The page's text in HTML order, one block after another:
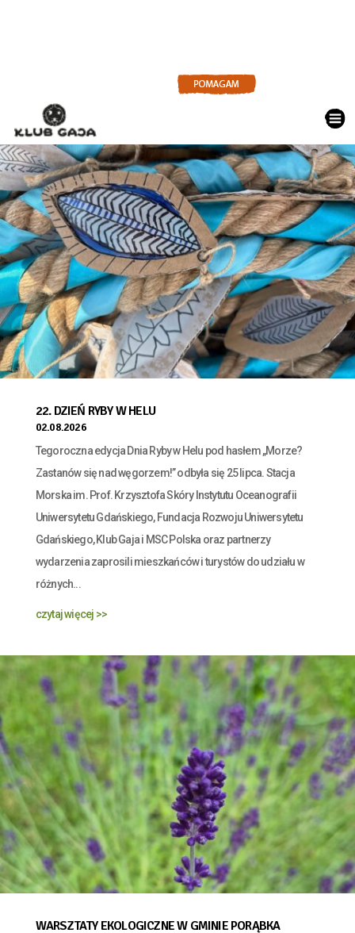
22. DZIEŃ RYBY W HELU
02.08.2026
Tegoroczna edycja Dnia Ryby w Helu pod hasłem „Morze?
Zastanów się nad węgorzem!” odbyła się 25 lipca. Stacja
Morska im. Prof. Krzysztofa Skóry Instytutu Oceanografii
Uniwersytetu Gdańskiego, Fundacja Rozwoju Uniwersytetu
Gdańskiego, Klub Gaja i MSC Polska oraz partnerzy
wydarzenia zaprosili mieszkańców i turystów do udziału w
różnych...
czytaj więcej >>
WARSZTATY EKOLOGICZNE W GMINIE PORĄBKA